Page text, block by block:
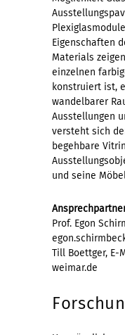
Eigenschaften
Materials
einzelnen
konstruiert ist,
wandelbarer
Ausstellungen
versteht sich
begehbare
und seine
Prof. Egon
Till Boettger,
weimar.de